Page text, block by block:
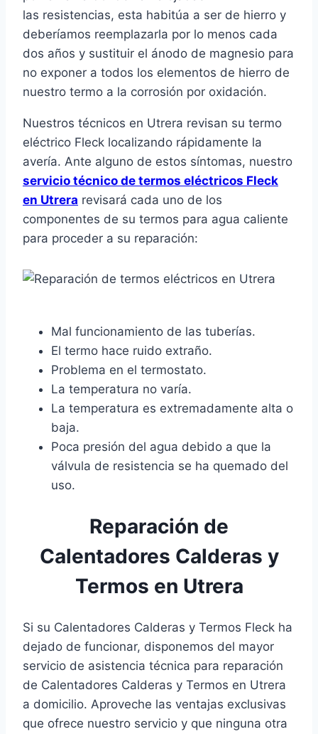
las resistencias, esta habitúa a ser de hierro y
deberíamos reemplazarla por lo menos cada
dos años y sustituir el ánodo de magnesio para
no exponer a todos los elementos de hierro de
nuestro termo a la corrosión por oxidación.
Nuestros técnicos en Utrera revisan su termo
eléctrico Fleck localizando rápidamente la
avería. Ante alguno de estos síntomas, nuestro
servicio técnico de termos eléctricos Fleck
en Utrera revisará cada uno de los
componentes de su termos para agua caliente
para proceder a su reparación:
Mal funcionamiento de las tuberías.
El termo hace ruido extraño.
Problema en el termostato.
La temperatura no varía.
La temperatura es extremadamente alta o
baja.
Poca presión del agua debido a que la
válvula de resistencia se ha quemado del
uso.
Reparación de
Calentadores Calderas y
Termos en Utrera
Si su Calentadores Calderas y Termos Fleck ha
dejado de funcionar, disponemos del mayor
servicio de asistencia técnica para reparación
de Calentadores Calderas y Termos en Utrera
a domicilio. Aproveche las ventajas exclusivas
que ofrece nuestro servicio y que ninguna otra